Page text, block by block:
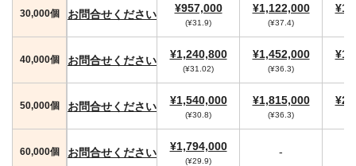
30,000個 お問合せください ¥957,000
(¥31.9)
¥1,122,000
(¥37.4)
40,000個 お問合せください ¥1,240,800
(¥31.02)
¥1,452,000
(¥36.3)
50,000個 お問合せください ¥1,540,000
(¥30.8)
¥1,815,000
(¥36.3)
60,000個 お問合せください ¥1,794,000
(¥29.9)
-